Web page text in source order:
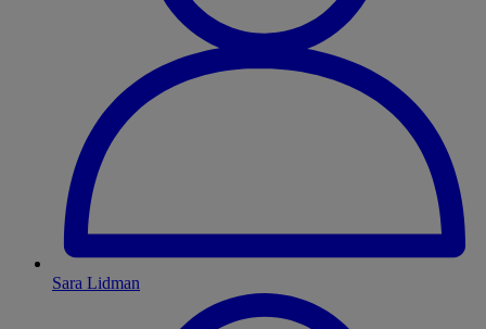
Sara Lidman